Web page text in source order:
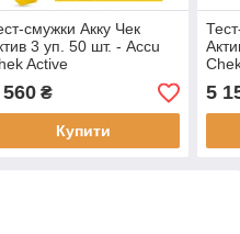
смужки Акку Чек
3 уп. 50 шт. - Accu
Active
560₴
Купити
5